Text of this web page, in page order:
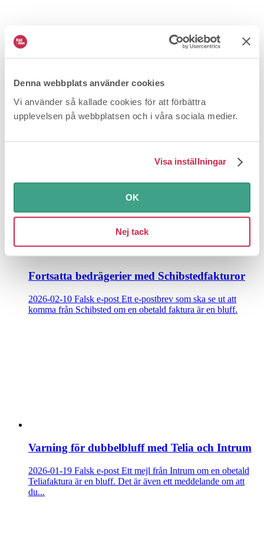
Denna webbplats använder cookies
Vi använder så kallade cookies för att förbättra
upplevelsen på webbplatsen och i våra sociala medier.
Visa inställningar
OK
Nej tack
Varning för bluff med Försäkringskassan
Fortsatta bedrägerier med Schibstedfakturor
2026-02-10 Falsk e-post Ett e-postbrev som ska se ut att
komma från Schibsted om en obetald faktura är en bluff.
Varning för dubbelbluff med Telia och Intrum
2026-01-19 Falsk e-post Ett mejl från Intrum om en obetald
Teliafaktura är en bluff. Det är även ett meddelande om att
du...